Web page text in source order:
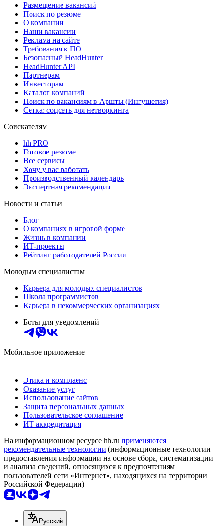
Размещение вакансий
Поиск по резюме
О компании
Наши вакансии
Реклама на сайте
Требования к ПО
Безопасный HeadHunter
HeadHunter API
Партнерам
Инвесторам
Каталог компаний
Поиск по вакансиям в Аршты (Ингушетия)
Сетка: соцсеть для нетворкинга
Соискателям
hh PRO
Готовое резюме
Все сервисы
Хочу у вас работать
Производственный календарь
Экспертная рекомендация
Новости и статьи
Блог
О компаниях в игровой форме
Жизнь в компании
ИТ-проекты
Рейтинг работодателей России
Молодым специалистам
Карьера для молодых специалистов
Школа программистов
Карьера в некоммерческих организациях
Боты для уведомлений
Мобильное приложение
Этика и комплаенс
Оказание услуг
Использование сайтов
Защита персональных данных
Пользовательское соглашение
ИТ аккредитация
На информационном ресурсе hh.ru применяются
рекомендательные технологии (информационные технологии
предоставления информации на основе сбора, систематизации
и анализа сведений, относящихся к предпочтениям
пользователей сети «Интернет», находящихся на территории
Российской Федерации)
Русский